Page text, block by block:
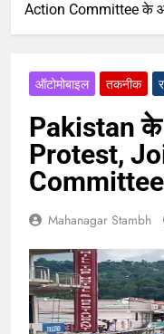
Action Committee के
ऑटोमोबाइल तकनीक
Pakistan के
Protest,
Committee
Mahanagar Stambh